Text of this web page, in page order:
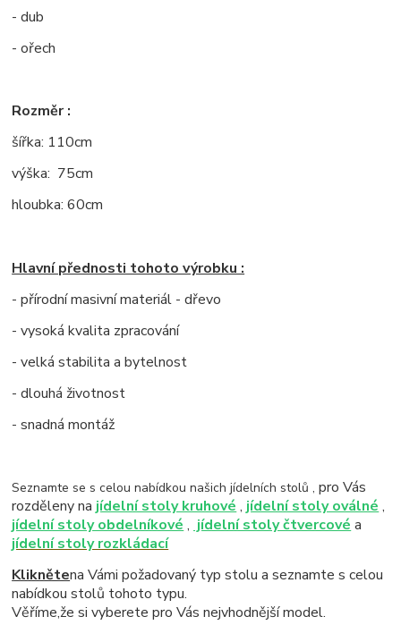
- dub
- ořech
Rozměr :
šířka: 110cm
výška: 75cm
hloubka: 60cm
Hlavní přednosti tohoto výrobku :
- přírodní masivní materiál - dřevo
- vysoká kvalita zpracování
- velká stabilita a bytelnost
- dlouhá životnost
- snadná montáž
Seznamte se s celou nabídkou našich jídelních stolů ,pro Vás
rozděleny na jídelní stoly kruhové , jídelní stoly oválné ,
jídelní stoly obdelníkové , jídelní stoly čtvercové a
jídelní stoly rozkládací
Kliknětena Vámi požadovaný typ stolu a seznamte s celou
nabídkou stolů tohoto typu.
Věříme,že si vyberete pro Vás nejvhodnější model.